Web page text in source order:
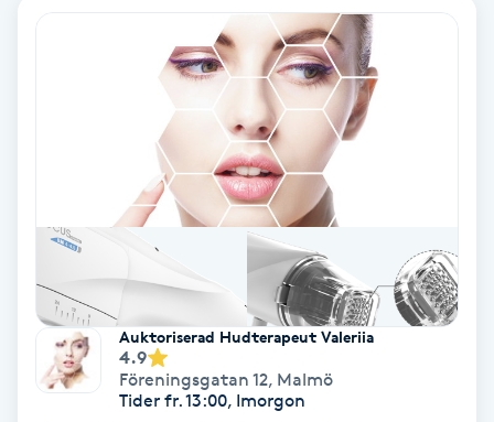
Japansk massage
K18
Katun fransar
Auktoriserad Hudterapeut Valeriia
4.9
Föreningsgatan 12, Malmö
Tider fr. 13:00, Imorgon